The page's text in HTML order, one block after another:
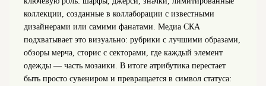
коллекции, созданные в коллаборации с известными
дизайнерами или самими фанатами. Медиа СКА
подхватывает это визуально: рубрики с лучшими образами,
обзоры мерча, сторис с секторами, где каждый элемент
одежды — часть мозаики. В итоге атрибутика перестает
быть просто сувениром и превращается в символ статуса: